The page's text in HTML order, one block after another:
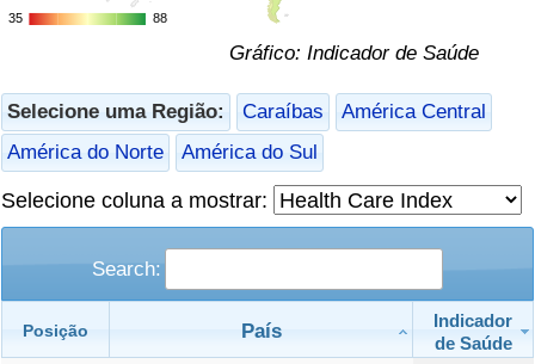
35
35 88
88
Gráfico: Indicador de Saúde
Selecione uma Região: Caraíbas
América Central
América do Norte
América do Sul
Selecione coluna a mostrar:
Search:
Posição País
Indicador
de Saúde
Indicador de Saúde (Atual)
Indicador de Saúde
Indicador de Saúde por País
Indicador de Poluição (Atual)